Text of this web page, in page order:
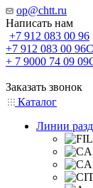
op@chtt.ru
Написать нам
+7 912 083 00 96
+7 912 083 00 96
+ 7 9000 74 09 09
Заказать звонок
Каталог
Линии